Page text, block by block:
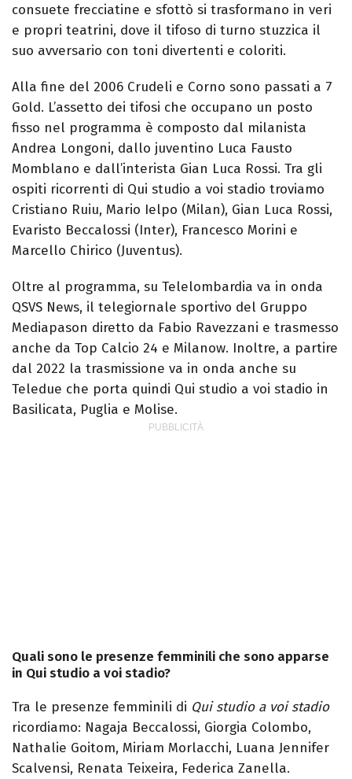
consuete frecciatine e sfottò si trasformano in veri
e propri teatrini, dove il tifoso di turno stuzzica il
suo avversario con toni divertenti e coloriti.
Alla fine del 2006 Crudeli e Corno sono passati a 7
Gold. L’assetto dei tifosi che occupano un posto
fisso nel programma è composto dal milanista
Andrea Longoni, dallo juventino Luca Fausto
Momblano e dall’interista Gian Luca Rossi. Tra gli
ospiti ricorrenti di Qui studio a voi stadio troviamo
Cristiano Ruiu, Mario Ielpo (Milan), Gian Luca Rossi,
Evaristo Beccalossi (Inter), Francesco Morini e
Marcello Chirico (Juventus).
Oltre al programma, su Telelombardia va in onda
QSVS News, il telegiornale sportivo del Gruppo
Mediapason diretto da Fabio Ravezzani e trasmesso
anche da Top Calcio 24 e Milanow. Inoltre, a partire
dal 2022 la trasmissione va in onda anche su
Teledue che porta quindi Qui studio a voi stadio in
Basilicata, Puglia e Molise.
Quali sono le presenze femminili che sono apparse
in Qui studio a voi stadio?
Tra le presenze femminili di Qui studio a voi stadio
ricordiamo: Nagaja Beccalossi, Giorgia Colombo,
Nathalie Goitom, Miriam Morlacchi, Luana Jennifer
Scalvensi, Renata Teixeira, Federica Zanella.